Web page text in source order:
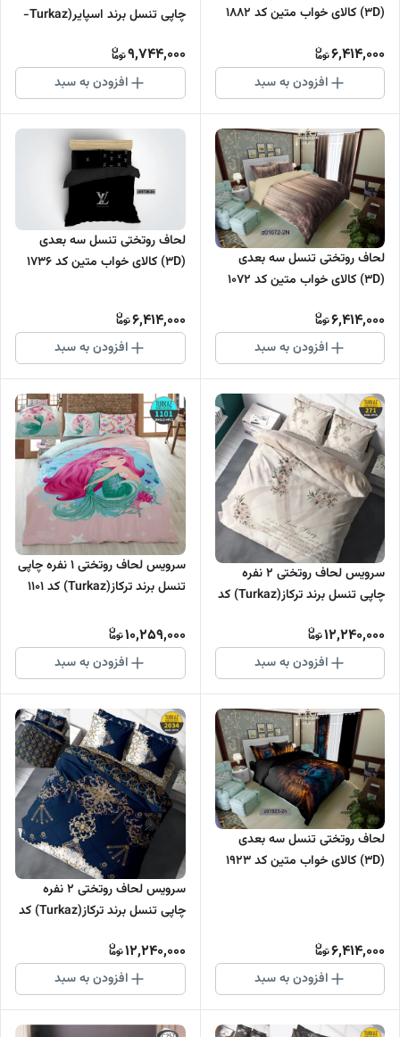
(3D) کالای خواب متین کد 1882
6,414,000
افزودن به سبد
چاپی تنسل برند اسپایر(Turkaz-
9,744,000
افزودن به سبد
لحاف روتختی تنسل سه بعدی
(3D) کالای خواب متین کد 1072
6,414,000
افزودن به سبد
لحاف روتختی تنسل سه بعدی
(3D) کالای خواب متین کد 1736
6,414,000
افزودن به سبد
سرویس لحاف روتختی 2 نفره
چاپی تنسل برند ترکاز(Turkaz) کد
12,240,000
افزودن به سبد
سرویس لحاف روتختی 1 نفره چاپی
تنسل برند ترکاز(Turkaz) کد 1101
10,259,000
افزودن به سبد
لحاف روتختی تنسل سه بعدی
(3D) کالای خواب متین کد 1923
6,414,000
افزودن به سبد
سرویس لحاف روتختی 2 نفره
چاپی تنسل برند ترکاز(Turkaz) کد
12,240,000
افزودن به سبد